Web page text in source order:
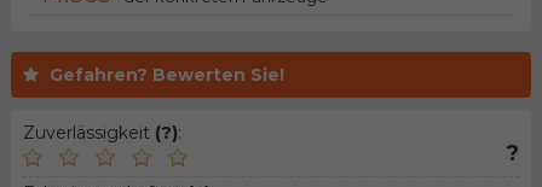
Gefahren? Bewerten Sie!
Zuverlässigkeit (?):
?